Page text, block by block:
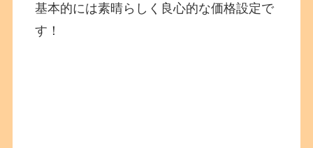
基本的には素晴らしく良心的な価格設定で
す！